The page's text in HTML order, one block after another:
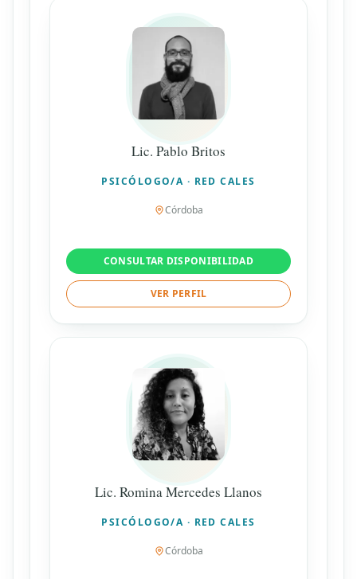
Lic. Pablo Britos
PSICÓLOGO/A · RED CALES
Córdoba
CONSULTAR DISPONIBILIDAD
VER PERFIL
Lic. Romina Mercedes Llanos
PSICÓLOGO/A · RED CALES
Córdoba